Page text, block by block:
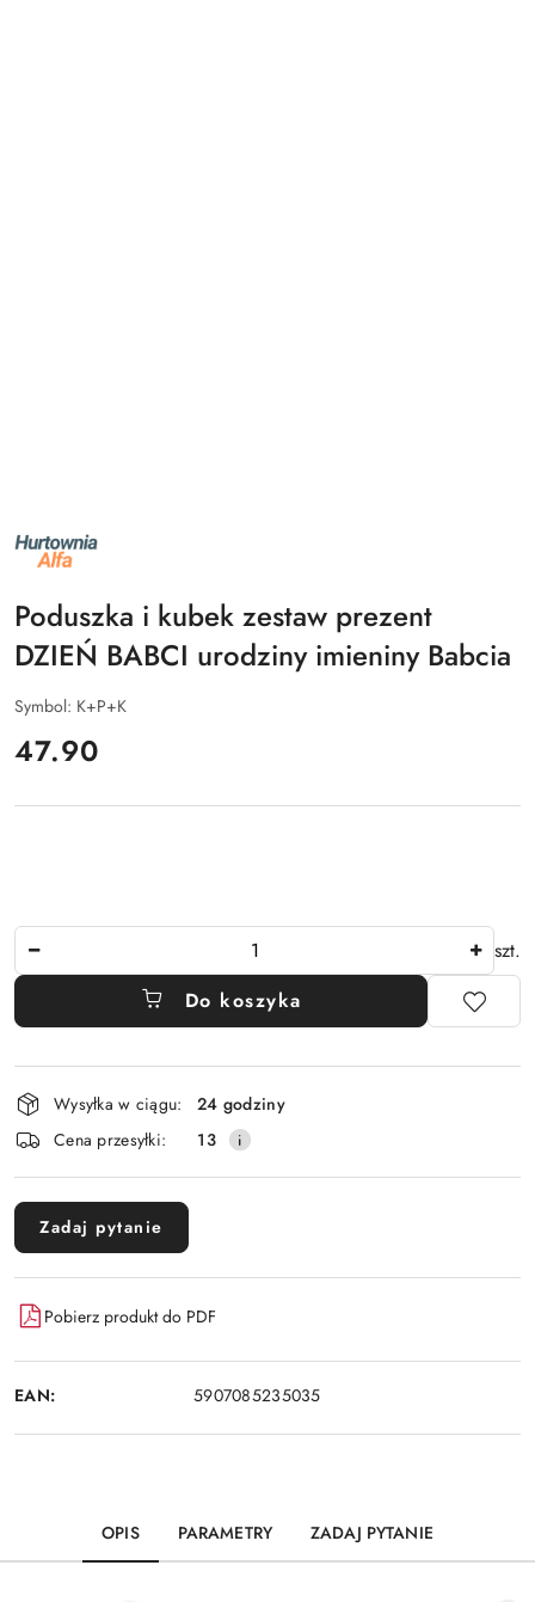
NAZWA
PRODUCENTA:
ALFA
Poduszka i kubek zestaw prezent
DZIEŃ BABCI urodziny imieniny Babcia
Symbol: K+P+K
cena:
47.90
szt.
Do koszyka
Dostępność
i
dostawa
Wysyłka w ciągu:
24 godziny
Cena przesyłki:
13
Zadaj pytanie
Pobierz produkt do PDF
EAN: 5907085235035
OPIS PARAMETRY ZADAJ PYTANIE